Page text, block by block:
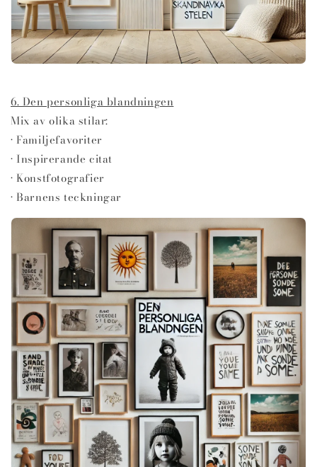
6. Den personliga blandningen
Mix av olika stilar:
• Familjefavoriter
• Inspirerande citat
• Konstfotografier
• Barnens teckningar